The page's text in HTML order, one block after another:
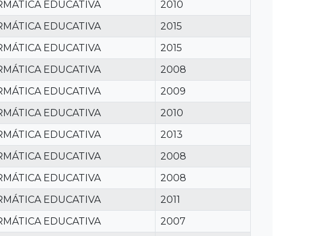
EDUCATIVA
2010
EDUCATIVA
2015
EDUCATIVA
2015
EDUCATIVA
2008
EDUCATIVA
2009
EDUCATIVA
2010
EDUCATIVA
2013
EDUCATIVA
2008
EDUCATIVA
2008
EDUCATIVA
2011
EDUCATIVA
2007